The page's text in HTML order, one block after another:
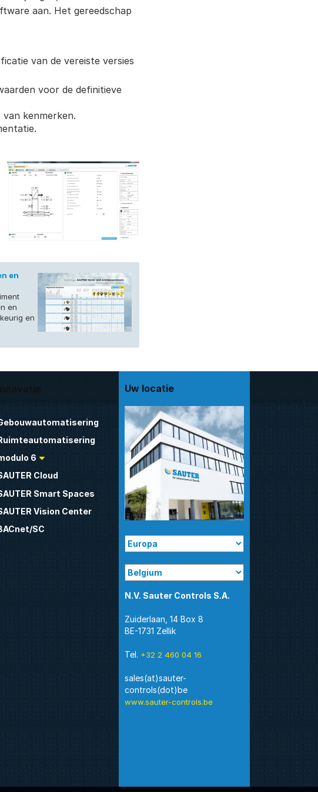
aan. Het gereedschap
van de vereiste versies
voor de definitieve
kenmerken.
en
en
en
Innovatie
6
Cloud
Smart Spaces
Vision Center
SC
Uw locatie
N.V. Sauter Controls S.A.
Zuiderlaan, 14 Box 8
BE-1731 Zellik
Tel. +32 2 460 04 16
sales(at)sauter-
www.sauter-controls.be